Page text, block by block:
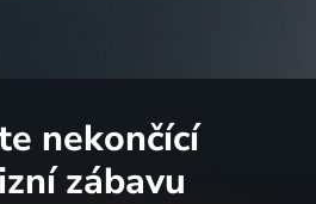
nekončící
zábavu